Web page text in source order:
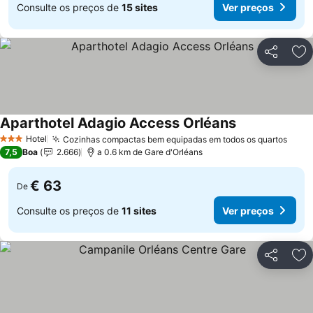
Consulte os preços de 15 sites Ver preços
Partilhar
3 EstrelasHotel Cozinhas compactas bem equipadas em todos os quartos
Aparthotel Adagio Access Orléans
7,5 Boa 2.666 a 0.6 km de Gare d'Orléans
De € 63
Consulte os preços de 11 sites Ver preços
Partilhar